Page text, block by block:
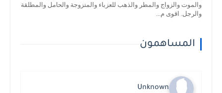
والموت والزواج والمطر والذهب للعزباء والمتزوجة والحامل والمطلقة
والرجل. اقوى م...
المساهمون
Unknown